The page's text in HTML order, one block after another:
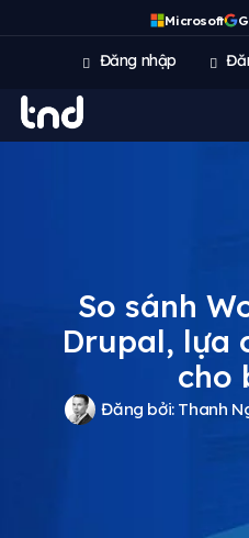
Microsoft
Đăng nhập
So sánh
Drupal, lựa
cho
Đăng bởi: Thanh